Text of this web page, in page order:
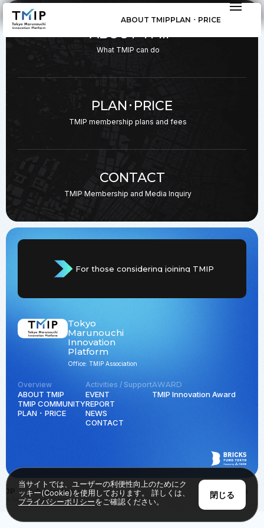
ABOUT TMIPPLAN ･ PRICE
ABOUT TMIP
What TMIP can do
PLAN･PRICE
TMIP membership plans and fees
CONTACT
TMIP Membership and Media Inquiry
For those considering joining TMIP
Tokyo
Marunouchi
Innovation
Platform
Office: TMIP Association
Overview
ABOUT TMIP
TMIP COMMUNITY
PLAN ･ PRICE
Activities / Support
EVENT
REPORT
NEWS
CONTACT
AWARD
TMIP Innovation Award
JP ENPrivacy Policy
© Tokyo Marunouchi Innovation Platform all rights reserved.
Back to Top
当サイトでは、ユーザーの利便性向上のためにク
ッキー(Cookie)を使用しております。 詳しくは、
プライバシーポリシーをご確認ください。
閉じる